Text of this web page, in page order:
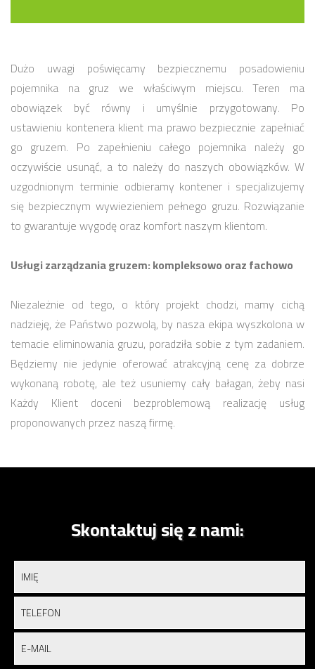
Dużo uwagi poświęcamy bezpiecznemu posadowieniu
pojemnika na gruz we właściwym miejscu. Teren ma
obowiązek być równy i umyślnie przygotowany. Po
ustawieniu kontenera klient ma prawo bezpiecznie zapełniać
go gruzem. Po zapełnieniu całego pojemnika należy go
oczywiście usunąć, a to należy do naszych obowiązków. W
uzgodnionym terminie odbieramy kontener i specjalizujemy
się bezpiecznym wywiezieniem pełnego gruzu. Rozwiązanie
to gwarantuje wygodę oraz komfort naszym klientom.
Usługi zarządzania gruzem: kompleksowo oraz fachowo
Niezależnie od tego, o który projekt chodzi, mamy cichą
nadzieję, że Państwo pozwolą, by nasza ekipa wyszkolona w
temacie eliminowania gruzu, poradziła sobie z tym zadaniem.
Będziemy nie jedynie oferować atrakcyjną cenę za dobrze
wykonaną robotę, ale też usuniemy cały bałagan, żeby nasi
Każdy Klient doceni bezproblemową realizację usług
proponowanych przez naszą firmę.
Skontaktuj się z nami: